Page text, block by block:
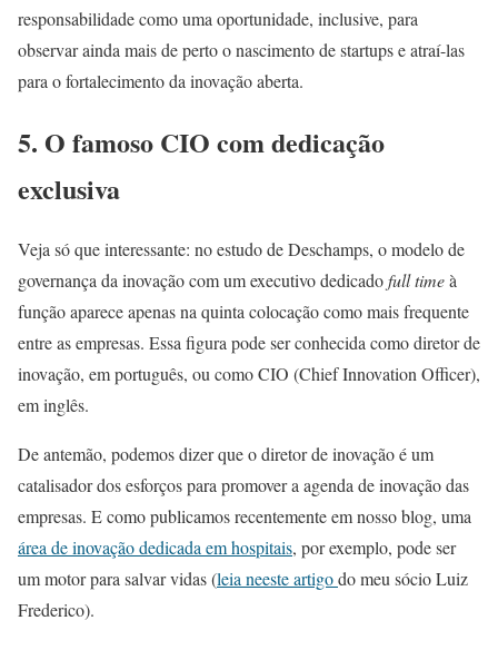
responsabilidade como uma oportunidade, inclusive, para
observar ainda mais de perto o nascimento de startups e atraí-las
para o fortalecimento da inovação aberta.
5. O famoso CIO com dedicação
exclusiva
Veja só que interessante: no estudo de Deschamps, o modelo de
governança da inovação com um executivo dedicadofull timeà
função aparece apenas na quinta colocação como mais frequente
entre as empresas. Essa figura pode ser conhecida como diretor de
inovação, em português, ou como CIO (Chief Innovation Officer),
em inglês.
De antemão, podemos dizer que o diretor de inovação é um
catalisador dos esforços para promover a agenda de inovação das
empresas. E como publicamos recentemente em nosso blog, uma
área de inovação dedicada em hospitais, por exemplo, pode ser
um motor para salvar vidas (leia neeste artigodo meu sócio Luiz
Frederico).